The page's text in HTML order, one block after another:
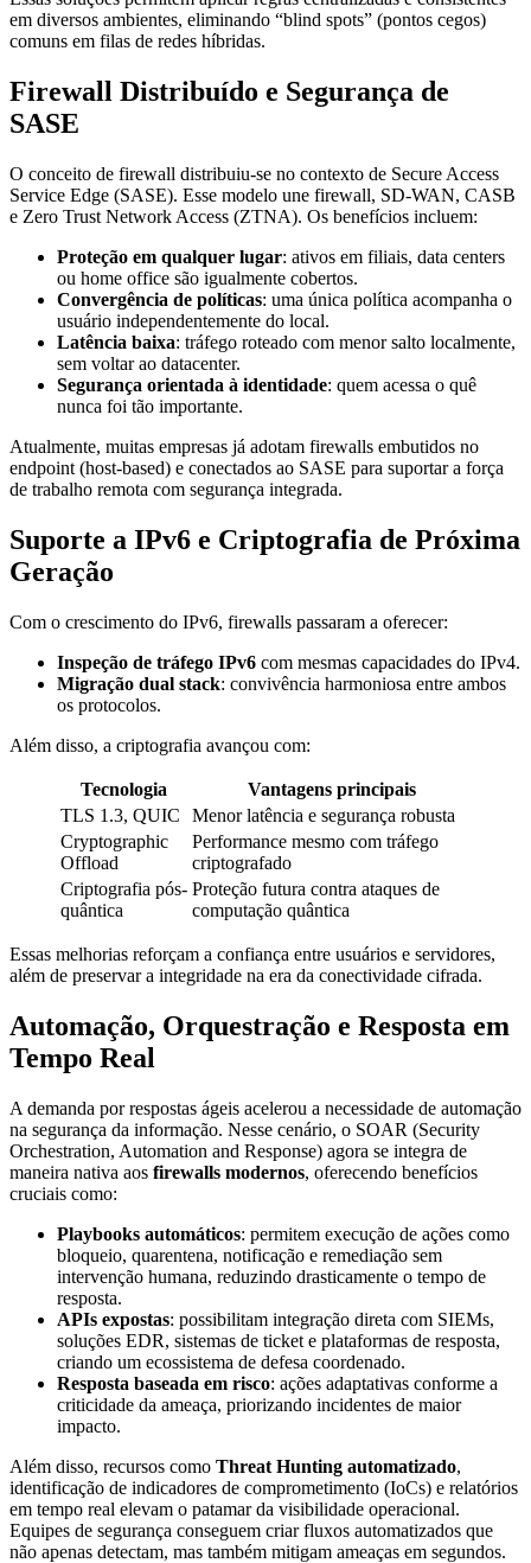
em diversos ambientes, eliminando “blind spots” (pontos cegos)
comuns em filas de redes híbridas.
Firewall Distribuído e Segurança de
SASE
O conceito de firewall distribuiu-se no contexto de Secure Access
Service Edge (SASE). Esse modelo une firewall, SD-WAN, CASB
e Zero Trust Network Access (ZTNA). Os benefícios incluem:
Proteção em qualquer lugar: ativos em filiais, data centers
ou home office são igualmente cobertos.
Convergência de políticas: uma única política acompanha o
usuário independentemente do local.
Latência baixa: tráfego roteado com menor salto localmente,
sem voltar ao datacenter.
Segurança orientada à identidade: quem acessa o quê
nunca foi tão importante.
Atualmente, muitas empresas já adotam firewalls embutidos no
endpoint (host-based) e conectados ao SASE para suportar a força
de trabalho remota com segurança integrada.
Suporte a IPv6 e Criptografia de Próxima
Geração
Com o crescimento do IPv6, firewalls passaram a oferecer:
Inspeção de tráfego IPv6 com mesmas capacidades do IPv4.
Migração dual stack: convivência harmoniosa entre ambos
os protocolos.
Além disso, a criptografia avançou com:
Tecnologia
Vantagens principais
TLS 1.3, QUIC
Menor latência e segurança robusta
Cryptographic
Offload
Performance mesmo com tráfego
criptografado
Criptografia pós-
quântica
Proteção futura contra ataques de
computação quântica
Essas melhorias reforçam a confiança entre usuários e servidores,
além de preservar a integridade na era da conectividade cifrada.
Automação, Orquestração e Resposta em
Tempo Real
A demanda por respostas ágeis acelerou a necessidade de automação
na segurança da informação. Nesse cenário, o SOAR (Security
Orchestration, Automation and Response) agora se integra de
maneira nativa aos firewalls modernos, oferecendo benefícios
cruciais como:
Playbooks automáticos: permitem execução de ações como
bloqueio, quarentena, notificação e remediação sem
intervenção humana, reduzindo drasticamente o tempo de
resposta.
APIs expostas: possibilitam integração direta com SIEMs,
soluções EDR, sistemas de ticket e plataformas de resposta,
criando um ecossistema de defesa coordenado.
Resposta baseada em risco: ações adaptativas conforme a
criticidade da ameaça, priorizando incidentes de maior
impacto.
Além disso, recursos como Threat Hunting automatizado,
identificação de indicadores de comprometimento (IoCs) e relatórios
em tempo real elevam o patamar da visibilidade operacional.
Equipes de segurança conseguem criar fluxos automatizados que
não apenas detectam, mas também mitigam ameaças em segundos.